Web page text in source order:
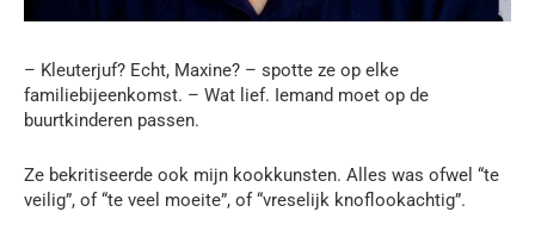
– Kleuterjuf? Echt, Maxine? – spotte ze op elke
familiebijeenkomst. – Wat lief. Iemand moet op de
buurtkinderen passen.
Ze bekritiseerde ook mijn kookkunsten. Alles was ofwel “te
veilig”, of “te veel moeite”, of “vreselijk knoflookachtig”.